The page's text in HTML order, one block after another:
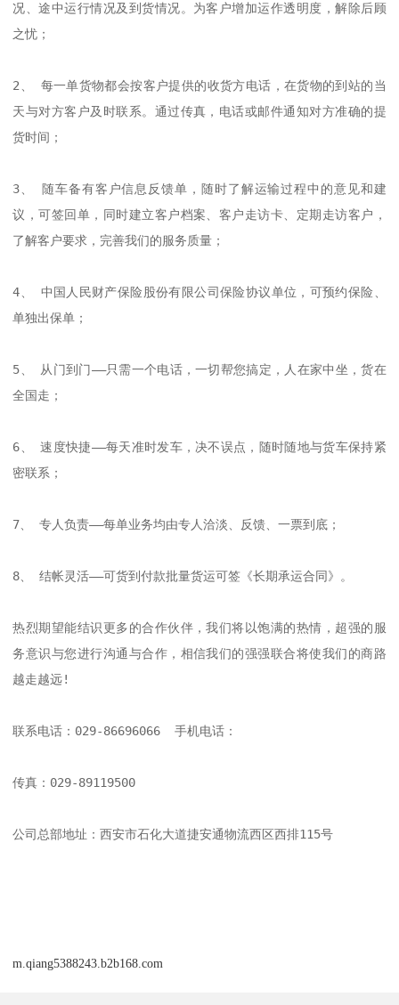
况、途中运行情况及到货情况。为客户增加运作透明度，解除后顾
之忧；
2、 每一单货物都会按客户提供的收货方电话，在货物的到站的当
天与对方客户及时联系。通过传真，电话或邮件通知对方准确的提
货时间；
3、 随车备有客户信息反馈单，随时了解运输过程中的意见和建
议，可签回单，同时建立客户档案、客户走访卡、定期走访客户，
了解客户要求，完善我们的服务质量；
4、 中国人民财产保险股份有限公司保险协议单位，可预约保险、
单独出保单；
5、 从门到门——只需一个电话，一切帮您搞定，人在家中坐，货在
全国走；
6、 速度快捷——每天准时发车，决不误点，随时随地与货车保持紧
密联系；
7、 专人负责——每单业务均由专人洽淡、反馈、一票到底；
8、 结帐灵活——可货到付款批量货运可签《长期承运合同》。
热烈期望能结识更多的合作伙伴，我们将以饱满的热情，超强的服
务意识与您进行沟通与合作，相信我们的强强联合将使我们的商路
越走越远!
联系电话：029-86696066  手机电话：
传真：029-89119500
公司总部地址：西安市石化大道捷安通物流西区西排115号
m.qiang5388243.b2b168.com